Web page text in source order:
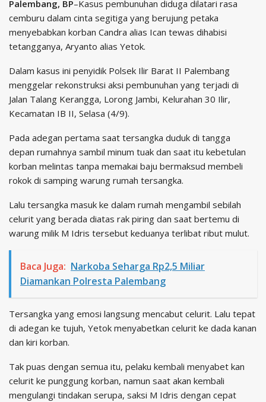
Palembang, BP–Kasus pembunuhan diduga dilatari rasa
cemburu dalam cinta segitiga yang berujung petaka
menyebabkan korban Candra alias Ican tewas dihabisi
tetangganya, Aryanto alias Yetok.
Dalam kasus ini penyidik Polsek Ilir Barat II Palembang
menggelar rekonstruksi aksi pembunuhan yang terjadi di
Jalan Talang Kerangga, Lorong Jambi, Kelurahan 30 Ilir,
Kecamatan IB II, Selasa (4/9).
Pada adegan pertama saat tersangka duduk di tangga
depan rumahnya sambil minum tuak dan saat itu kebetulan
korban melintas tanpa memakai baju bermaksud membeli
rokok di samping warung rumah tersangka.
Lalu tersangka masuk ke dalam rumah mengambil sebilah
celurit yang berada diatas rak piring dan saat bertemu di
warung milik M Idris tersebut keduanya terlibat ribut mulut.
Baca Juga: Narkoba Seharga Rp2,5 Miliar
Diamankan Polresta Palembang
Tersangka yang emosi langsung mencabut celurit. Lalu tepat
di adegan ke tujuh, Yetok menyabetkan celurit ke dada kanan
dan kiri korban.
Tak puas dengan semua itu, pelaku kembali menyabet kan
celurit ke punggung korban, namun saat akan kembali
mengulangi tindakan serupa, saksi M Idris dengan cepat